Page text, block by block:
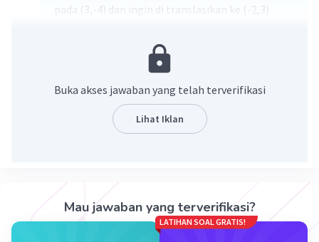
pada (3,-4) dan ingin di translasikan ke (-2,3)
Buka akses jawaban yang telah terverifikasi
Lihat Iklan
Mau jawaban yang terverifikasi?
LATIHAN SOAL GRATIS!